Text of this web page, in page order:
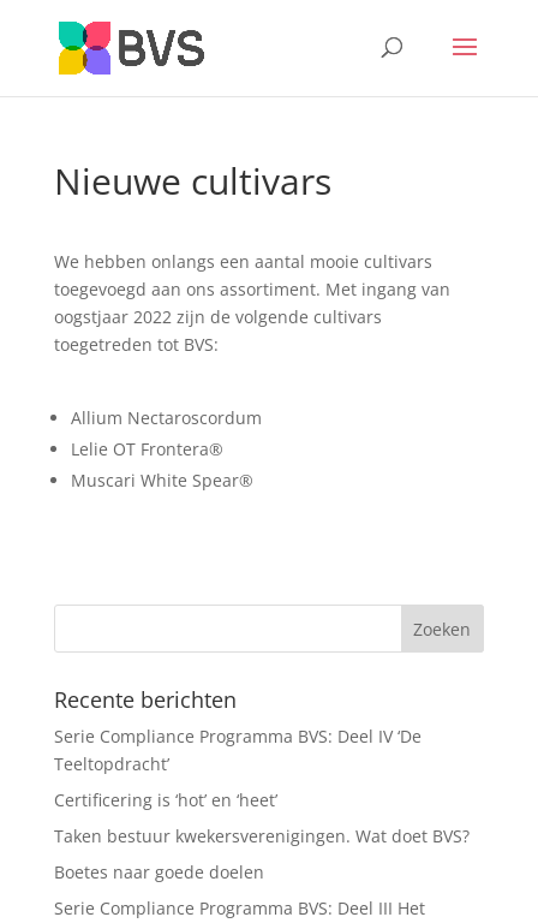
Nieuwe cultivars
We hebben onlangs een aantal mooie cultivars
toegevoegd aan ons assortiment. Met ingang van
oogstjaar 2022 zijn de volgende cultivars
toegetreden tot BVS:
Allium Nectaroscordum
Lelie OT Frontera®
Muscari White Spear®
Recente berichten
Serie Compliance Programma BVS: Deel IV ‘De
Teeltopdracht’
Certificering is ‘hot’ en ‘heet’
Taken bestuur kwekersverenigingen. Wat doet BVS?
Boetes naar goede doelen
Serie Compliance Programma BVS: Deel III Het